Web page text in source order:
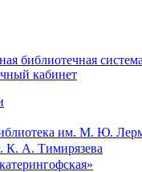
библиотечная
кабинет
им. М. Ю.
К. А. Тимирязева